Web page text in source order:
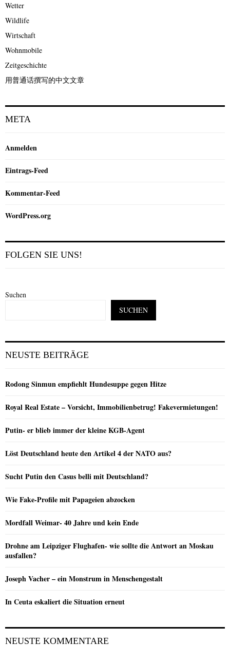
Wetter
Wildlife
Wirtschaft
Wohnmobile
Zeitgeschichte
用普通话撰写的中文文章
META
Anmelden
Eintrags-Feed
Kommentar-Feed
WordPress.org
FOLGEN SIE UNS!
Suchen
SUCHEN
NEUSTE BEITRÄGE
Rodong Sinmun empfiehlt Hundesuppe gegen Hitze
Royal Real Estate – Vorsicht, Immobilienbetrug! Fakevermietungen!
Putin- er blieb immer der kleine KGB-Agent
Löst Deutschland heute den Artikel 4 der NATO aus?
Sucht Putin den Casus belli mit Deutschland?
Wie Fake-Profile mit Papageien abzocken
Mordfall Weimar- 40 Jahre und kein Ende
Drohne am Leipziger Flughafen- wie sollte die Antwort an Moskau
ausfallen?
Joseph Vacher – ein Monstrum in Menschengestalt
In Ceuta eskaliert die Situation erneut
NEUSTE KOMMENTARE